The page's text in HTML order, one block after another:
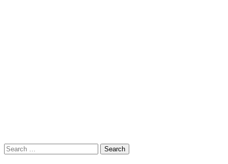
Search
for: